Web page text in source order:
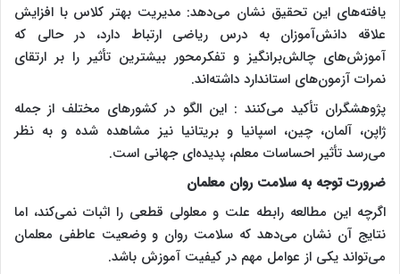
یافته‌های این تحقیق نشان می‌دهد: مدیریت بهتر کلاس با افزایش
علاقه دانش‌آموزان به درس ریاضی ارتباط دارد، در حالی که
آموزش‌های چالش‌برانگیز و تفکرمحور بیشترین تأثیر را بر ارتقای
نمرات آزمون‌های استاندارد داشته‌اند.
پژوهشگران تأکید می‌کنند : این الگو در کشورهای مختلف از جمله
ژاپن، آلمان، چین، اسپانیا و بریتانیا نیز مشاهده شده و به نظر
می‌رسد تأثیر احساسات معلم، پدیده‌ای جهانی است.
ضرورت توجه به سلامت روان معلمان
اگرچه این مطالعه رابطه علت و معلولی قطعی را اثبات نمی‌کند، اما
نتایج آن نشان می‌دهد که سلامت روان و وضعیت عاطفی معلمان
می‌تواند یکی از عوامل مهم در کیفیت آموزش باشد.